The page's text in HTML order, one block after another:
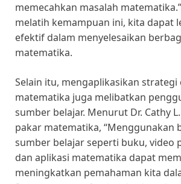
memecahkan masalah
melatih kemampuan ini, kita dapat
efektif dalam menyelesaikan
matematika.
Selain itu, mengaplikasikan
matematika juga melibatkan
sumber belajar. Menurut Dr. Cathy
pakar matematika, “Menggunakan
sumber belajar seperti buku, video
dan aplikasi matematika dapat
meningkatkan pemahaman kita